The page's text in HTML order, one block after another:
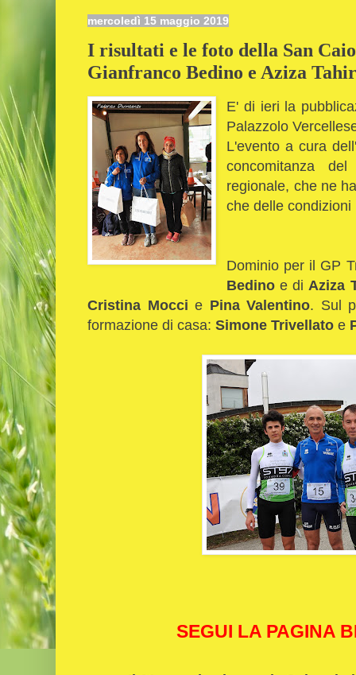
mercoledì 15 maggio 2019
I risultati e le foto della San
Gianfranco Bedino e Aziza
E' di ieri la
Palazzolo
L'evento a cura
concomitanza
regionale, che ne
che delle
Dominio per il GP
Bedino e di Aziza
Cristina Mocci e Pina Valentino. Sul
formazione di casa: Simone Trivellato e
SEGUI LA PAGINA